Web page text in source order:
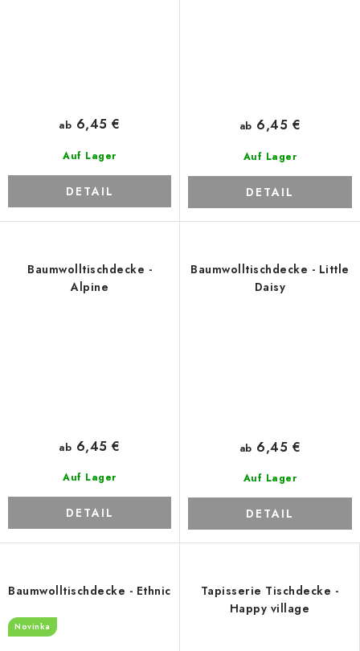
Auf Lager
ab 6,45 €
DETAIL
Auf Lager
ab 6,45 €
DETAIL
Baumwolltischdecke -
Alpine
Auf Lager
ab 6,45 €
DETAIL
Baumwolltischdecke - Little
Daisy
Auf Lager
ab 6,45 €
DETAIL
Baumwolltischdecke - Ethnic
Novinka
Tapisserie Tischdecke -
Happy village